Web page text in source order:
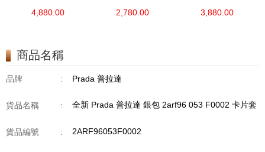
4,880.00 2,780.00 3,880.00
商品名稱
品牌 : Prada 普拉達
貨品名稱 : 全新 Prada 普拉達 銀包 2arf96 053 F0002 卡片套
貨品編號 : 2ARF96053F0002